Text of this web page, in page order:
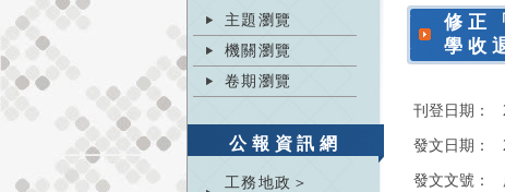
主題瀏覽
機關瀏覽
卷期瀏覽
公報資訊網
工務地政＞
修正
學收
刊登日期：
發文日期：
發文文號：